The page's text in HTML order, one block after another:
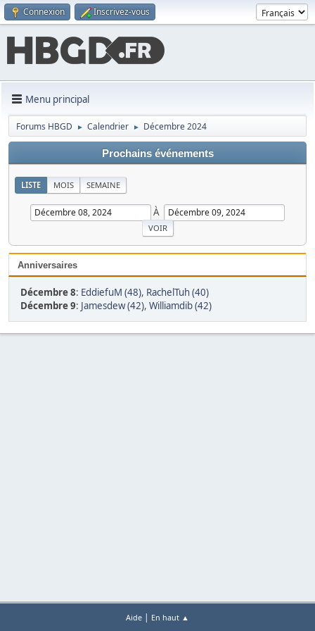
Connexion Inscrivez-vous
Menu principal
Forums HBGD ► Calendrier ► Décembre 2024
Prochains événements
LISTE MOIS SEMAINE
À
Anniversaires
Décembre 8: EddiefuM (48), RachelTuh (40)
Décembre 9: Jamesdew (42), Williamdib (42)
Aide | En haut ▲